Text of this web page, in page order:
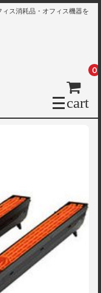
ス消耗品・オフィス機器を
cart
0